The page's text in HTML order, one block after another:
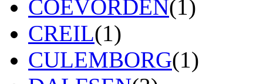
COEVORDEN(1)
CREIL(1)
CULEMBORG(1)